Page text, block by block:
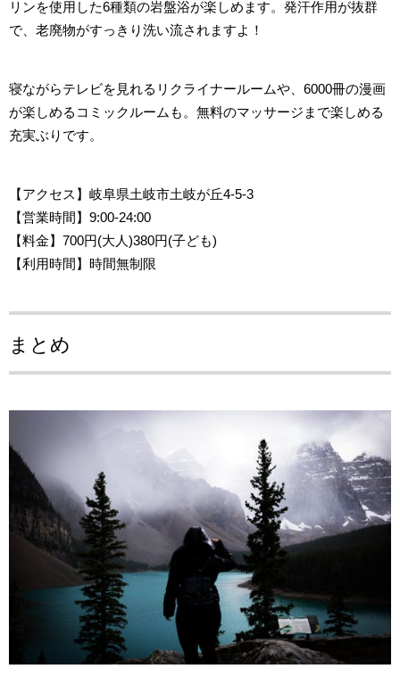
リンを使用した6種類の岩盤浴が楽しめます。発汗作用が抜群
で、老廃物がすっきり洗い流されますよ！
寝ながらテレビを見れるリクライナールームや、6000冊の漫画
が楽しめるコミックルームも。無料のマッサージまで楽しめる
充実ぶりです。
【アクセス】岐阜県土岐市土岐が丘4-5-3
【営業時間】9:00-24:00
【料金】700円(大人)380円(子ども)
【利用時間】時間無制限
まとめ